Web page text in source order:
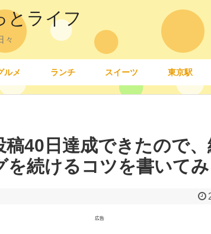
とライフ
々
ルメ ランチ スイーツ 東京駅
稿40日達成できたので
を続けるコツを書いて
広告